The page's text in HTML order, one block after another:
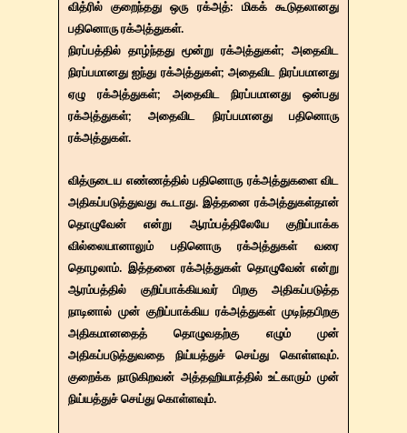
வித்ரில் குறைந்தது ஒரு ரக்அத்: மிகக் கூடுதலானது
பதினொரு ரக்அத்துகள்.
நிரப்பத்தில் தாழ்ந்தது மூன்று ரக்அத்துகள்; அதைவிட
நிரப்பமானது ஐந்து ரக்அத்துகள்; அதைவிட நிரப்பமானது
ஏழு ரக்அத்துகள்; அதைவிட நிரப்பமானது ஒன்பது
ரக்அத்துகள்; அதைவிட நிரப்பமானது பதினொரு
ரக்அத்துகள்.
வித்ருடைய எண்ணத்தில் பதினொரு ரக்அத்துகளை விட
அதிகப்படுத்துவது கூடாது. இத்தனை ரக்அத்துகள்தான்
தொழுவேன் என்று ஆரம்பத்திலேயே குறிப்பாக்க
வில்லையானாலும் பதினொரு ரக்அத்துகள் வரை
தொழலாம். இத்தனை ரக்அத்துகள் தொழுவேன் என்று
ஆரம்பத்தில் குறிப்பாக்கியவர் பிறகு அதிகப்படுத்த
நாடினால் முன் குறிப்பாக்கிய ரக்அத்துகள் முடிந்தபிறகு
அதிகமானதைத் தொழுவதற்கு எழும் முன்
அதிகப்படுத்துவதை நிய்யத்துச் செய்து கொள்ளவும்.
குறைக்க நாடுகிறவன் அத்தஹியாத்தில் உட்காரும் முன்
நிய்யத்துச் செய்து கொள்ளவும்.